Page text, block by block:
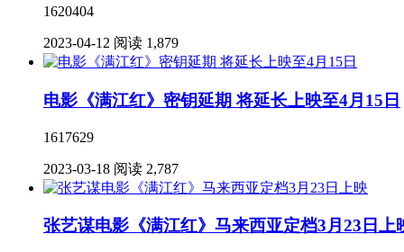
1620404
2023-04-12 阅读 1,879
电影《满江红》密钥延期 将延长上映至4月15日
1617629
2023-03-18 阅读 2,787
张艺谋电影《满江红》马来西亚定档3月23日上